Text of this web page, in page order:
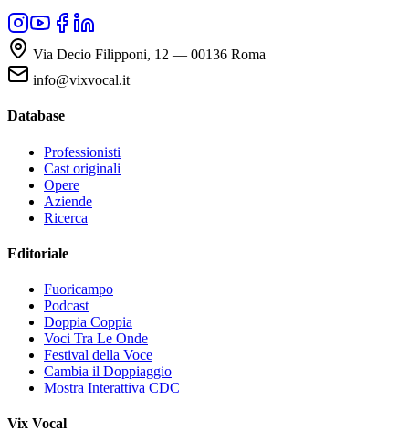
Via Decio Filipponi, 12 — 00136 Roma
info@vixvocal.it
Database
Professionisti
Cast originali
Opere
Aziende
Ricerca
Editoriale
Fuoricampo
Podcast
Doppia Coppia
Voci Tra Le Onde
Festival della Voce
Cambia il Doppiaggio
Mostra Interattiva CDC
Vix Vocal